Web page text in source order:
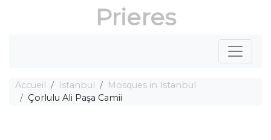
Prieres
Accueil Istanbul
Mosques in Istanbul
Çorlulu Ali Paşa Camii